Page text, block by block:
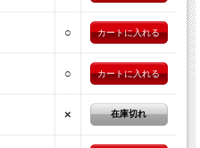
○
○
× 在庫切れ